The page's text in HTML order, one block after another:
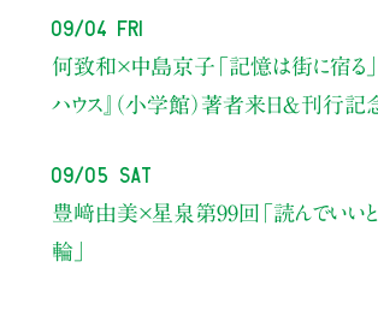
09/04 Fri
何致和×中島京子 「記憶は街に宿る」
ハウス』（小学館）著者来日＆刊行記
09/05 Sat
豊﨑由美×星泉 第99回「読んでいいと
輪」